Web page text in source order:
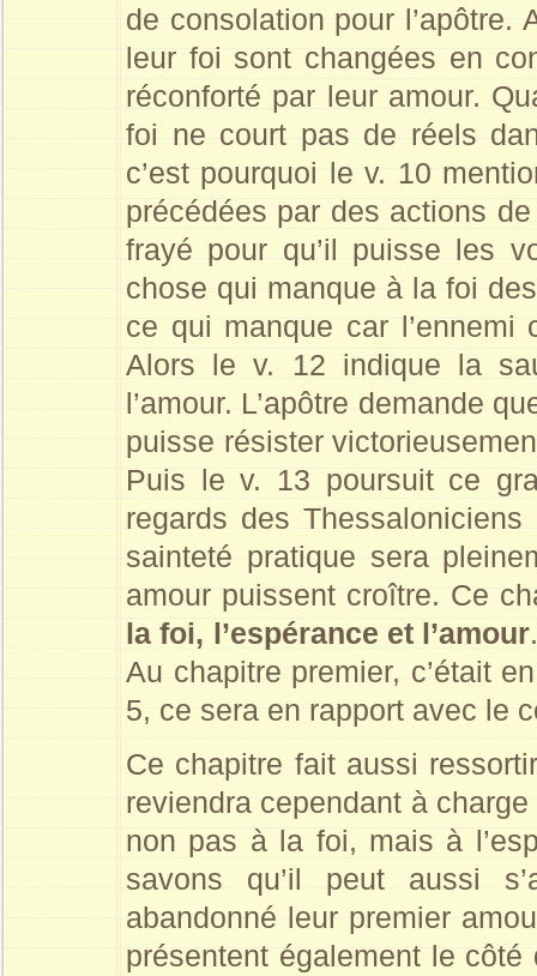
de consolation pour l’apôtre.
leur foi sont changées en
réconforté par leur amour.
foi ne court pas de réels
c’est pourquoi le v. 10
précédées par des actions
frayé pour qu’il puisse les
chose qui manque à la foi
ce qui manque car
Alors le v. 12 indique la
l’amour. L’apôtre demande
puisse résister
Puis le v. 13 poursuit ce
regards des
sainteté pratique sera
amour puissent croître. Ce
la foi, l’espérance et l’amour
Au chapitre premier, c’était
5, ce sera en rapport avec le
Ce chapitre fait aussi
reviendra cependant à
non pas à la foi, mais à
savons qu’il peut aussi
abandonné leur premier
présentent également le